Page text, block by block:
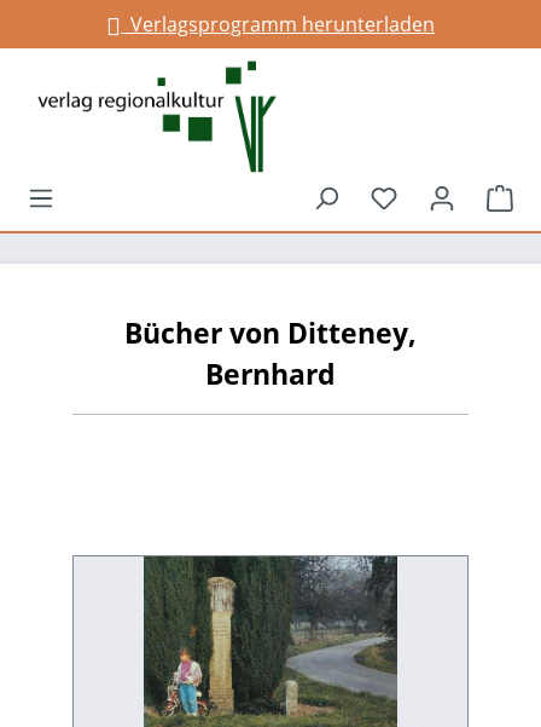
springenVerlagsprogramm herunterladen
Du hast 0
Bücher von Ditteney,
Bernhard